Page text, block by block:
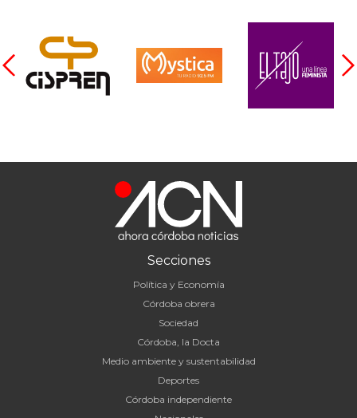
Secciones
Política y Economía
Córdoba obrera
Sociedad
Córdoba, la Docta
Medio ambiente y sustentabilidad
Deportes
Córdoba independiente